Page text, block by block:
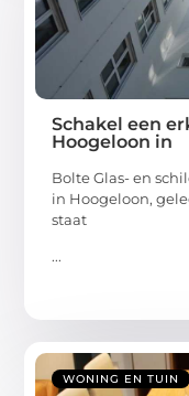
Schakel een
Hoogeloon in
Bolte Glas- en
in Hoogeloon,
staat
...
WONING EN TUIN